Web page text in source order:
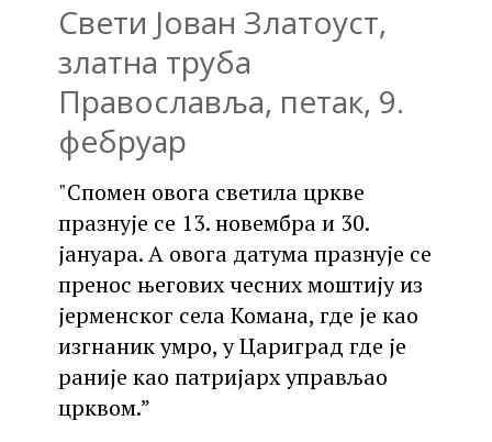
Свети Јован Златоуст,
златна труба
Православља, петак, 9.
фебруар
"Спомен овога светила цркве
празнује се 13. новембра и 30.
јануара. А овога датума празнује се
пренос његових чесних моштију из
јерменског села Комана, где је као
изгнаник умро, у Цариград где је
раније као патријарх управљао
црквом.”